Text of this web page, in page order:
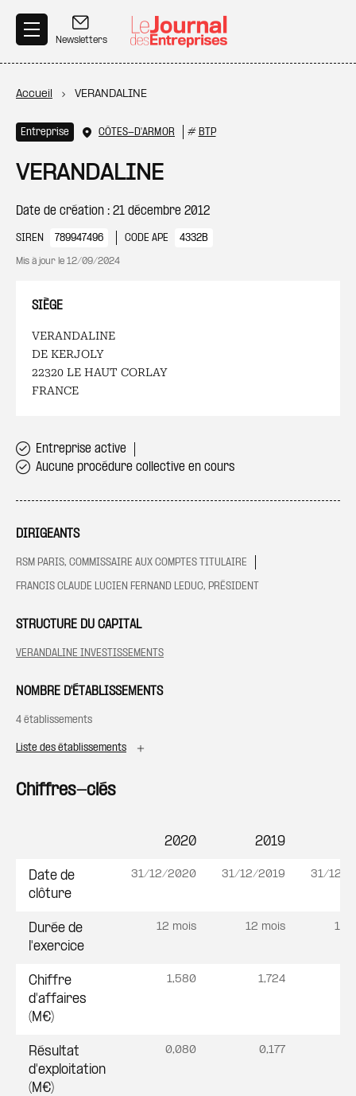
Newsletters
Fil d'Ariane
Accueil VERANDALINE
Entreprise CÔTES-D'ARMOR # BTP
VERANDALINE
Date de création : 21 décembre 2012
SIREN 789947496 CODE APE 4332B
Mis à jour le 12/09/2024
SIÈGE
VERANDALINE
DE KERJOLY
22320 LE HAUT CORLAY
FRANCE
Entreprise active
Aucune procédure collective en cours
DIRIGEANTS
RSM PARIS, COMMISSAIRE AUX COMPTES TITULAIRE
FRANCIS CLAUDE LUCIEN FERNAND LEDUC, PRÉSIDENT
STRUCTURE DU CAPITAL
VERANDALINE INVESTISSEMENTS
NOMBRE D'ÉTABLISSEMENTS
4 établissements
Liste des établissements
Chiffres-clés
2020 2019
Date de
clôture
31/12/2020 31/12/2019 31/12/
Durée de
l'exercice
12 mois 12 mois 12
Chiffre
d'affaires
(M€)
1,580 1,724
Résultat
d'exploitation
(M€)
0,080 0,177